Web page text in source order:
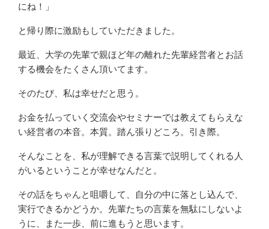
にね！」
と帰り際に激励もしていただきました。
最近、大学の先輩で親ほど年の離れた先輩経営者とお話
する機会をたくさん頂いてます。
そのたび、私は幸せだと思う。
お金を払っていく交流会やセミナーでは教えてもらえな
い経営者の本音。本質。踏ん張りどころ。引き際。
そんなことを、私が理解できる言葉で説明してくれる人
がいるということが幸せなんだと。
その話をちゃんと咀嚼して、自分の中に落とし込んで、
実行できるかどうか。先輩たちの言葉を無駄にしないよ
うに、また一歩、前に進もうと思います。